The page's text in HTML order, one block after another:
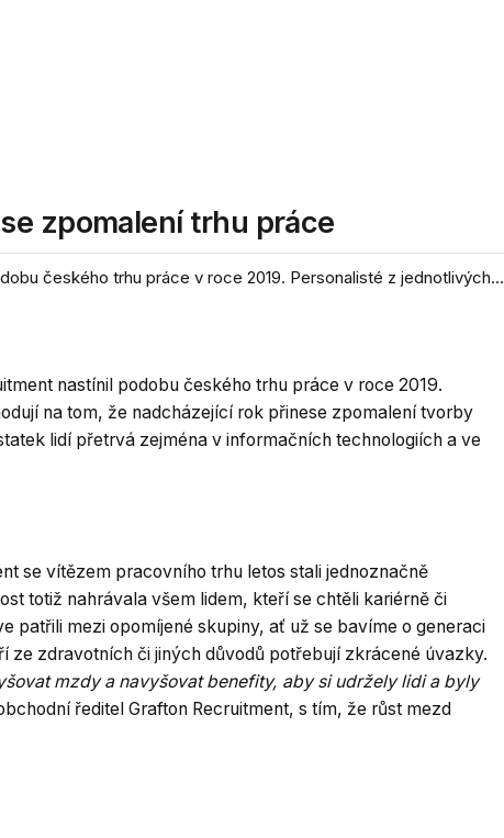
zpomalení trhu práce
českého trhu práce v roce 2019. Personalisté z jednotlivých...
nastínil podobu českého trhu práce v roce 2019.
na tom, že nadcházející rok přinese zpomalení tvorby
lidí přetrvá zejména v informačních technologiích a ve
se vítězem pracovního trhu letos stali jednoznačně
totiž nahrávala všem lidem, kteří se chtěli kariérně či
patřili mezi opomíjené skupiny, ať už se bavíme o generaci
zdravotních či jiných důvodů potřebují zkrácené úvazky.
mzdy a navyšovat benefity, aby si udržely lidi a byly
ředitel Grafton Recruitment, s tím, že růst mezd